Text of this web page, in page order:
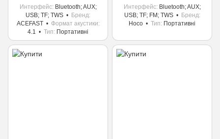
Интерфейс
Bluetooth; AUX;
USB; TF; TWS
Бренд
ACEFAST
Формат акустики
4.1
Тип Портативні
Интерфейс
Bluetooth; AUX;
USB; TF; FM; TWS
Бренд
Hoco
Тип Портативні